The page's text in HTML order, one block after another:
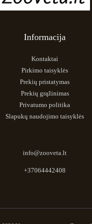
Informacija
Kontaktai
Pirkimo taisyklės
Prekių pristatymas
Prekių grąžinimas
Privatumo politika
Slapukų naudojimo taisyklės
info@zooveta.lt
+37064442408